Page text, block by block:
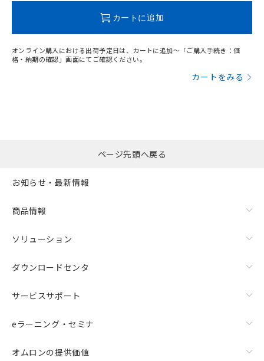
カートに追加
オンライン購入における出荷予定日は、カートに追加～「ご購入手続き：価
格・納期の確認」画面にてご確認ください。
カートをみる
ページ先頭へ戻る
お知らせ・最新情報
商品情報
ソリューション
ダウンロードセンタ
サービスサポート
eラーニング・セミナ
オムロンの提供価値